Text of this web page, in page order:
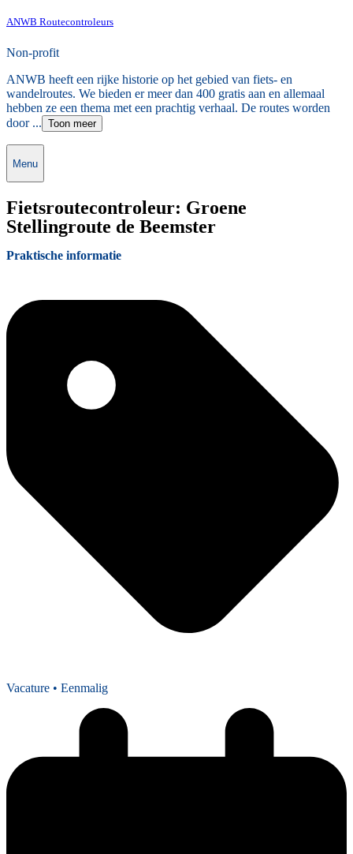
ANWB Routecontroleurs
Non-profit
ANWB heeft een rijke historie op het gebied van fiets- en
wandelroutes. We bieden er meer dan 400 gratis aan en allemaal
hebben ze een thema met een prachtig verhaal. De routes worden
door ... Toon meer
Menu
Fietsroutecontroleur: Groene
Stellingroute de Beemster
Praktische informatie
Vacature • Eenmalig